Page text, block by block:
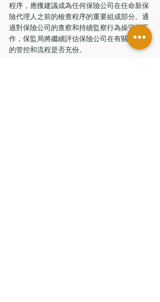
程序，應獲建議成為任何保險公司在任命新保
險代理人之前的檢查程序的重要組成部分。通
過對保險公司的查察和持續監察行為操守的工
作，保監局將繼續評估保險公司在有關問題上
的管控和流程是否充份。